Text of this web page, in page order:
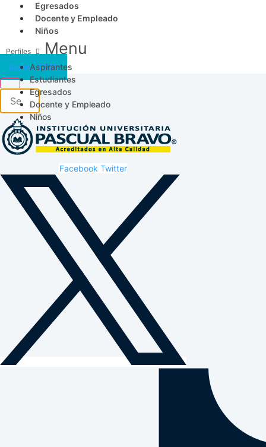
Egresados
Docente y Empleado
Niños
Menu
Aspirantes
Estudiantes
Egresados
Docente y Empleado
Niños
Acceso SICAU
Facebook Twitter